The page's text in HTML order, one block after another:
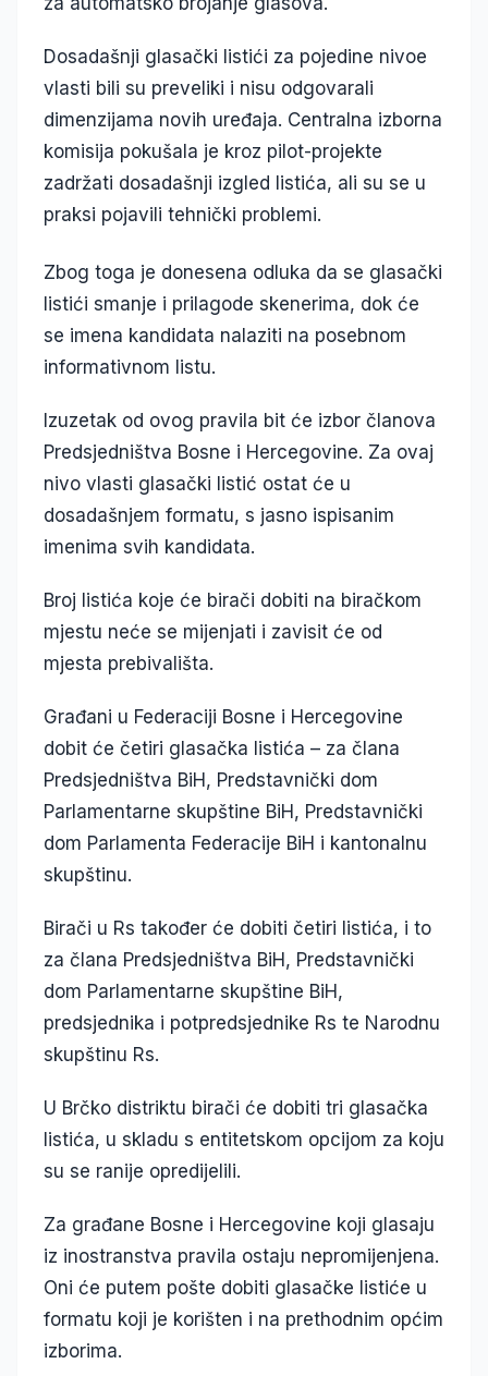
Dosadašnji glasački listići za pojedine nivoe
vlasti bili su preveliki i nisu odgovarali
dimenzijama novih uređaja. Centralna izborna
komisija pokušala je kroz pilot-projekte
zadržati dosadašnji izgled listića, ali su se u
praksi pojavili tehnički problemi.
Zbog toga je donesena odluka da se glasački
listići smanje i prilagode skenerima, dok će
se imena kandidata nalaziti na posebnom
informativnom listu.
Izuzetak od ovog pravila bit će izbor članova
Predsjedništva Bosne i Hercegovine. Za ovaj
nivo vlasti glasački listić ostat će u
dosadašnjem formatu, s jasno ispisanim
imenima svih kandidata.
Broj listića koje će birači dobiti na biračkom
mjestu neće se mijenjati i zavisit će od
mjesta prebivališta.
Građani u Federaciji Bosne i Hercegovine
dobit će četiri glasačka listića – za člana
Predsjedništva BiH, Predstavnički dom
Parlamentarne skupštine BiH, Predstavnički
dom Parlamenta Federacije BiH i kantonalnu
skupštinu.
Birači u Rs također će dobiti četiri listića, i to
za člana Predsjedništva BiH, Predstavnički
dom Parlamentarne skupštine BiH,
predsjednika i potpredsjednike Rs te Narodnu
skupštinu Rs.
U Brčko distriktu birači će dobiti tri glasačka
listića, u skladu s entitetskom opcijom za koju
su se ranije opredijelili.
Za građane Bosne i Hercegovine koji glasaju
iz inostranstva pravila ostaju nepromijenjena.
Oni će putem pošte dobiti glasačke listiće u
formatu koji je korišten i na prethodnim općim
izborima.